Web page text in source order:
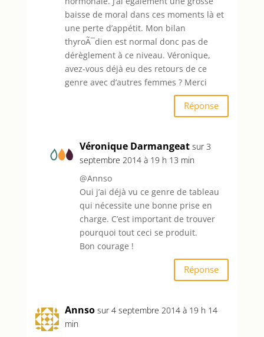
baisse de moral dans ces moments là et
une perte d’appétit. Mon bilan
thyroÃ¯dien est normal donc pas de
dérèglement à ce niveau. Véronique,
avez-vous déjà eu des retours de ce
genre avec d’autres femmes ? Merci
Réponse
Véronique Darmangeat sur 3
septembre 2014 à 19 h 13 min
@Annso
Oui j’ai déjà vu ce genre de tableau
qui nécessite une bonne prise en
charge. C’est important de trouver
pourquoi tout ceci se produit.
Bon courage !
Réponse
Annso sur 4 septembre 2014 à 19 h 14
min